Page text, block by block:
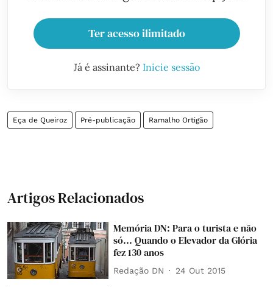
Ter acesso ilimitado
Já é assinante? Inicie sessão
Eça de Queiroz Pré-publicação Ramalho Ortigão
Artigos Relacionados
Memória DN: Para o turista e não
só... Quando o Elevador da Glória
fez 130 anos
Redação DN 24 Out 2015